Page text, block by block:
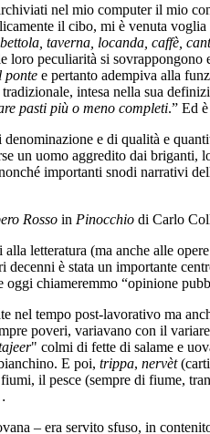
nel mio computer il mio
il cibo, mi è venuta
bettola, taverna, locanda, caffè,
loro peculiarità si
ponte e pertanto adempiva alla
intesa nella sua
pasti più o meno completi.” Ed
e di qualità e
un uomo aggredito dai
importanti snodi narrativi
Rosso in Pinocchio di Carlo
letteratura (ma anche alle
decenni è stata un importante
oggi chiameremmo “opinione
nel tempo post-lavorativo ma
poveri, variavano con il
" colmi di fette di salame e
E poi, trippa, nervèt
il pesce (sempre di fiume,
– era servito sfuso, in